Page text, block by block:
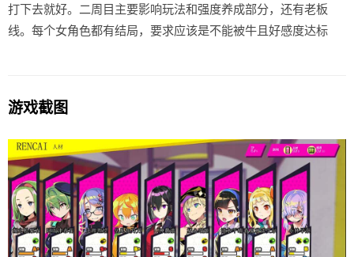
打下去就好。二周目主要影响玩法和强度养成部分，还有老板
线。每个女角色都有结局，要求应该是不能被牛且好感度达标
游戏截图